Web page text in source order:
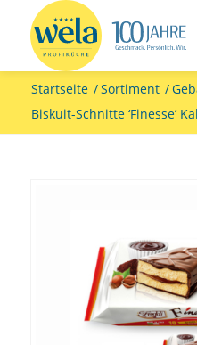
Startseite /Sortiment /
Biskuit-Schnitte ‘Finesse’